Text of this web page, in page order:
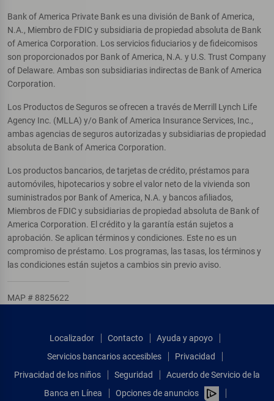
Bank of America Private Bank es una división de Bank of America,
N.A., Miembro de FDIC y subsidiaria de propiedad absoluta de Bank
of America Corporation. Los servicios fiduciarios y de fideicomisos
son proporcionados por Bank of America, N.A. y U.S. Trust Company
of Delaware. Ambas son subsidiarias indirectas de Bank of America
Corporation.
Los Productos de Seguros se ofrecen a través de Merrill Lynch Life
Agency Inc. (MLLA) y/o Bank of America Insurance Services, Inc.,
ambas agencias de seguros autorizadas y subsidiarias de propiedad
absoluta de Bank of America Corporation.
Los productos bancarios, de tarjetas de crédito, préstamos para
automóviles, hipotecarios y sobre el valor neto de la vivienda son
suministrados por Bank of America, N.A. y bancos afiliados,
Miembros de FDIC y subsidiarias de propiedad absoluta de Bank of
America Corporation. El crédito y la garantía están sujetos a
aprobación. Se aplican términos y condiciones. Este no es un
compromiso de préstamo. Los programas, las tasas, los términos y
las condiciones están sujetos a cambios sin previo aviso.
MAP # 8825622
Localizador Contacto
Ayuda y apoyo
Servicios bancarios accesibles
Privacidad
Privacidad de los niños
Seguridad
Acuerdo de Servicio de la
Banca en Línea
Opciones de anuncios